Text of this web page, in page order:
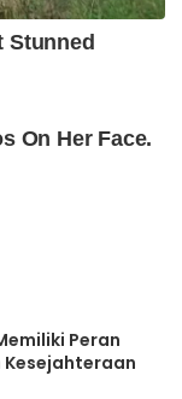
Peran
Kesejahteraan